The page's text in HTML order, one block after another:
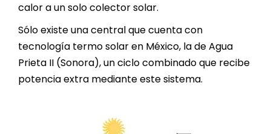
calor a un solo colector solar.
Sólo existe una central que cuenta con
tecnología termo solar en México, la de Agua
Prieta II (Sonora), un ciclo combinado que recibe
potencia extra mediante este sistema.